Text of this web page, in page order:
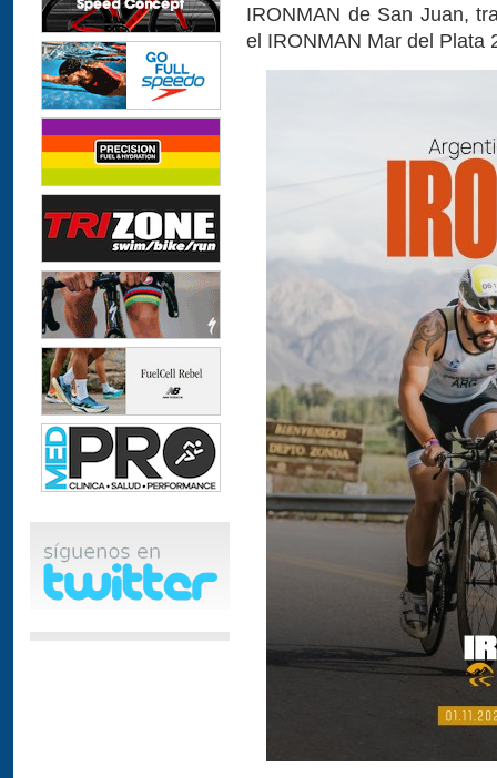
IRONMAN de San Juan,
el IRONMAN Mar del Plata